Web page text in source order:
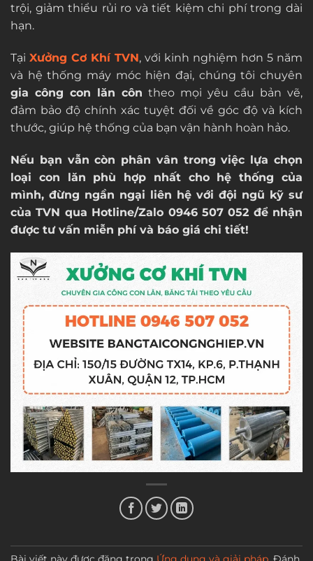
trội, giảm thiểu rủi ro và tiết kiệm chi phí trong dài
hạn.
Tại Xưởng Cơ Khí TVN, với kinh nghiệm hơn 5 năm
và hệ thống máy móc hiện đại, chúng tôi chuyên
gia công con lăn côn theo mọi yêu cầu bản vẽ,
đảm bảo độ chính xác tuyệt đối về góc độ và kích
thước, giúp hệ thống của bạn vận hành hoàn hảo.
Nếu bạn vẫn còn phân vân trong việc lựa chọn
loại con lăn phù hợp nhất cho hệ thống của
mình, đừng ngần ngại liên hệ với đội ngũ kỹ sư
của TVN qua Hotline/Zalo 0946 507 052 để nhận
được tư vấn miễn phí và báo giá chi tiết!